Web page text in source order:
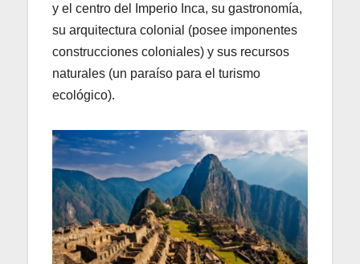
y el centro del Imperio Inca, su gastronomía,
su arquitectura colonial (posee imponentes
construcciones coloniales) y sus recursos
naturales (un paraíso para el turismo
ecológico).